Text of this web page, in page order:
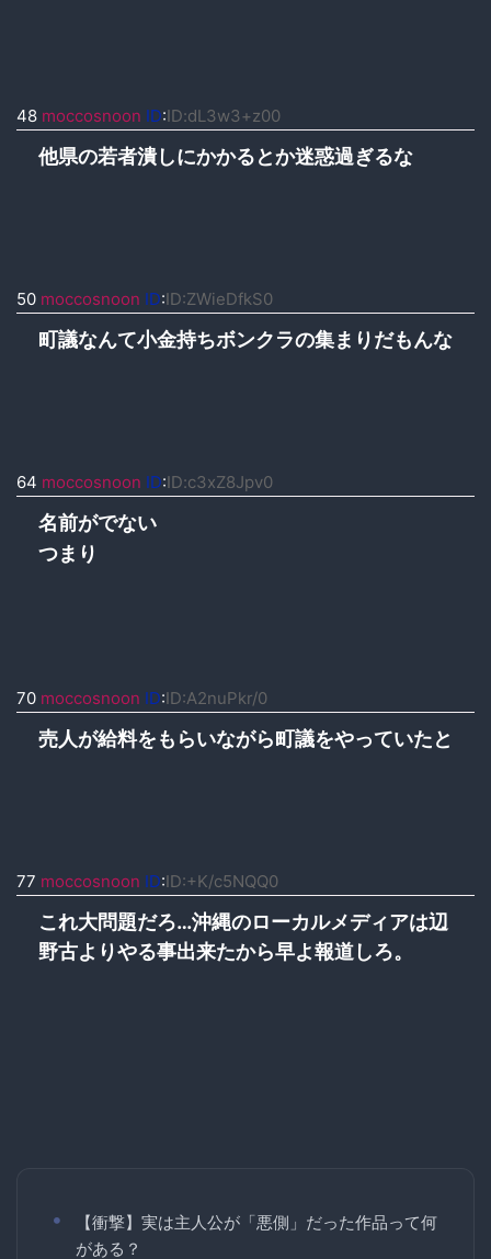
48 moccosnoon ID:ID:dL3w3+z00
他県の若者潰しにかかるとか迷惑過ぎるな
50 moccosnoon ID:ID:ZWieDfkS0
町議なんて小金持ちボンクラの集まりだもんな
64 moccosnoon ID:ID:c3xZ8Jpv0
名前がでない
つまり
70 moccosnoon ID:ID:A2nuPkr/0
売人が給料をもらいながら町議をやっていたと
77 moccosnoon ID:ID:+K/c5NQQ0
これ大問題だろ…沖縄のローカルメディアは辺
野古よりやる事出来たから早よ報道しろ。
【衝撃】実は主人公が「悪側」だった作品って何
がある？